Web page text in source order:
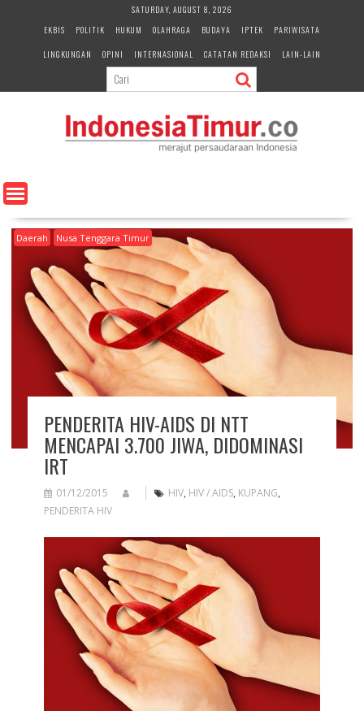
e
n
SATURDAY, AUGUST 8, 2026
EKBIS
POLITIK HUKUM OLAHRAGA BUDAYA IPTEK
PARIWISATA
LINGKUNGAN
OPINI INTERNASIONAL CATATAN REDAKSI LAIN-LAIN
Daerah Nusa Tenggara Timur
PENDERITA HIV-AIDS DI NTT
MENCAPAI 3.700 JIWA, DIDOMINASI
IRT
01/12/2015 HIV, HIV / AIDS, KUPANG,
PENDERITA HIV